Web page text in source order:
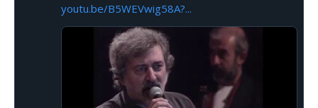
youtu.be/B5WEVwig58A?...